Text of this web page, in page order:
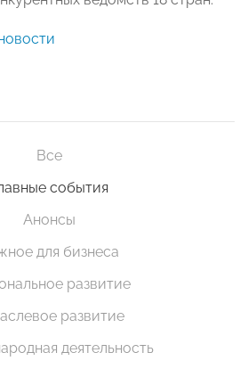
Все
события
Анонсы
для бизнеса
развитие
развитие
деятельность